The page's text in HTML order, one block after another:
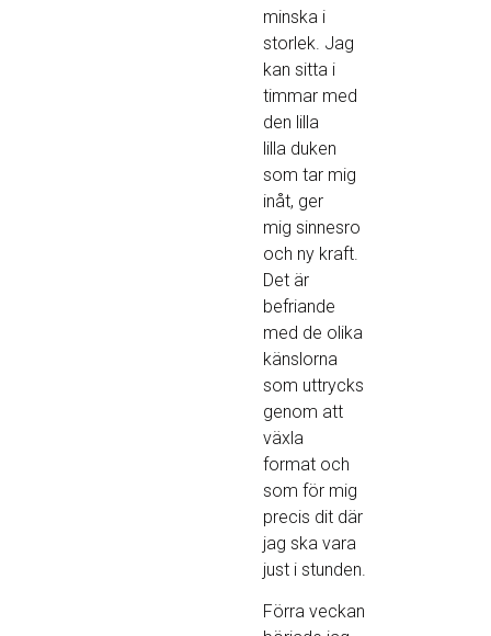
minska i
storlek. Jag
kan sitta i
timmar med
den lilla
lilla duken
som tar mig
inåt, ger
mig sinnesro
och ny kraft.
Det är
befriande
med de olika
känslorna
som uttrycks
genom att
växla
format och
som för mig
precis dit där
jag ska vara
just i stunden.
Förra veckan